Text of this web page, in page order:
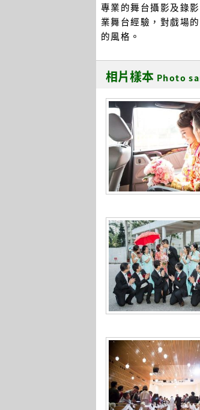
專業的舞台攝影及錄
業舞台經驗，對戲場
的風格。
相片樣本 Photo